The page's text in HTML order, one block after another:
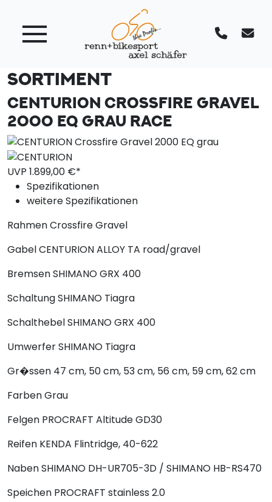
SORTIMENT
CENTURION CROSSFIRE GRAVEL
2000 EQ GRAU RACE
UVP 1.899,00 €*
Spezifikationen
weitere Spezifikationen
RahmenCrossfire Gravel
GabelCENTURION ALLOY TA road/gravel
BremsenSHIMANO GRX 400
SchaltungSHIMANO Tiagra
SchalthebelSHIMANO GRX 400
UmwerferSHIMANO Tiagra
Gr�ssen 47 cm, 50 cm, 53 cm, 56 cm, 59 cm, 62 cm
FarbenGrau
Felgen PROCRAFT Altitude GD30
Reifen KENDA Flintridge, 40-622
NabenSHIMANO DH-UR705-3D / SHIMANO HB-RS470
Speichen PROCRAFT stainless 2.0